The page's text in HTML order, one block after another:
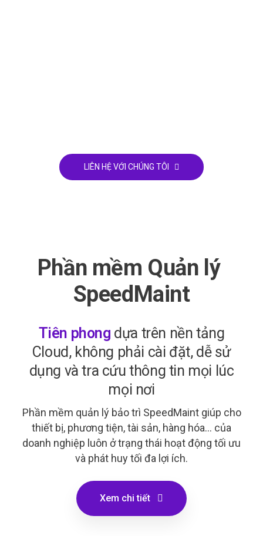
LIÊN HỆ VỚI CHÚNG TÔI
Phần mềm Quản lý
SpeedMaint
Tiên phong dựa trên nền tảng
Cloud, không phải cài đặt, dễ sử
dụng và tra cứu thông tin mọi lúc
mọi nơi
Phần mềm quản lý bảo trì SpeedMaint giúp cho
thiết bị, phương tiện, tài sản, hàng hóa... của
doanh nghiệp luôn ở trạng thái hoạt động tối ưu
và phát huy tối đa lợi ích.
Xem chi tiết